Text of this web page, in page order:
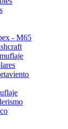
- M65